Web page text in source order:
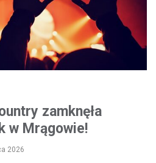
zamknęła
w Mrągowie!
2026